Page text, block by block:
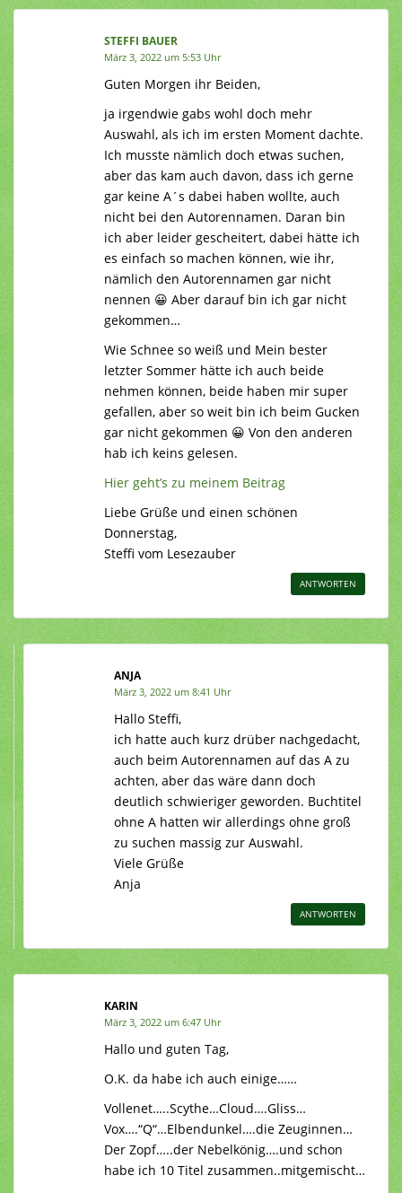
STEFFI BAUER
März 3, 2022 um 5:53 Uhr
Guten Morgen ihr Beiden,
ja irgendwie gabs wohl doch mehr
Auswahl, als ich im ersten Moment dachte.
Ich musste nämlich doch etwas suchen,
aber das kam auch davon, dass ich gerne
gar keine A´s dabei haben wollte, auch
nicht bei den Autorennamen. Daran bin
ich aber leider gescheitert, dabei hätte ich
es einfach so machen können, wie ihr,
nämlich den Autorennamen gar nicht
nennen 😀 Aber darauf bin ich gar nicht
gekommen…
Wie Schnee so weiß und Mein bester
letzter Sommer hätte ich auch beide
nehmen können, beide haben mir super
gefallen, aber so weit bin ich beim Gucken
gar nicht gekommen 😀 Von den anderen
hab ich keins gelesen.
Hier geht’s zu meinem Beitrag
Liebe Grüße und einen schönen
Donnerstag,
Steffi vom Lesezauber
ANTWORTEN
ANJA
März 3, 2022 um 8:41 Uhr
Hallo Steffi,
ich hatte auch kurz drüber nachgedacht,
auch beim Autorennamen auf das A zu
achten, aber das wäre dann doch
deutlich schwieriger geworden. Buchtitel
ohne A hatten wir allerdings ohne groß
zu suchen massig zur Auswahl.
Viele Grüße
Anja
ANTWORTEN
KARIN
März 3, 2022 um 6:47 Uhr
Hallo und guten Tag,
O.K. da habe ich auch einige……
Vollenet…..Scythe…Cloud….Gliss…
Vox….“Q“…Elbendunkel….die Zeuginnen…
Der Zopf…..der Nebelkönig….und schon
habe ich 10 Titel zusammen..mitgemischt…